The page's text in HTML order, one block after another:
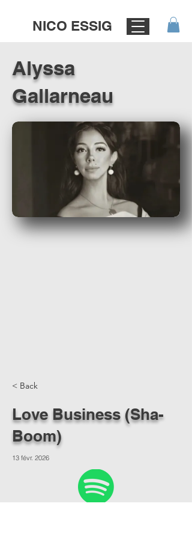
NICO ESSIG
Alyssa
Gallarneau
< Back
Love Business (Sha-
Boom)
13 févr. 2026